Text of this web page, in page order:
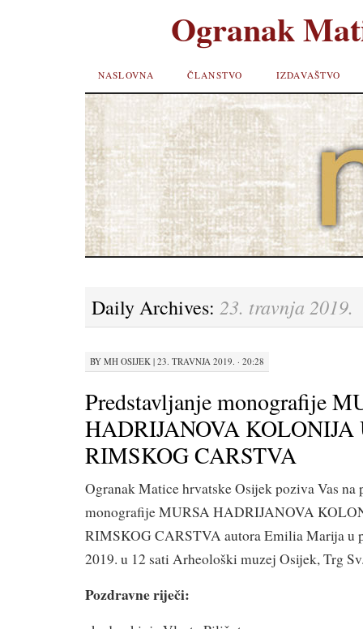
Ogranak
SKIP TO
CONTENT
NASLOVNA ČLANSTVO IZDAVAŠTVO
Daily Archives: 23. travnja 2019.
BY MH OSIJEK | 23. TRAVNJA 2019. · 20:28
Predstavljanje monografije
HADRIJANOVA
RIMSKOG CARSTVA
Ogranak Matice hrvatske Osijek poziva Vas na
monografije MURSA HADRIJANOVA
RIMSKOG CARSTVA autora Emilia Marija u
2019. u 12 sati Arheološki muzej Osijek, Trg
Pozdravne riječi: